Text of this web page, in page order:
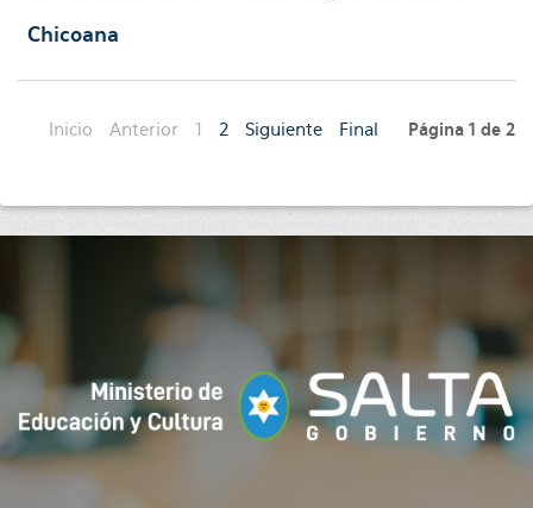
Chicoana
Página 1 de 2
Inicio Anterior 1 2 Siguiente Final